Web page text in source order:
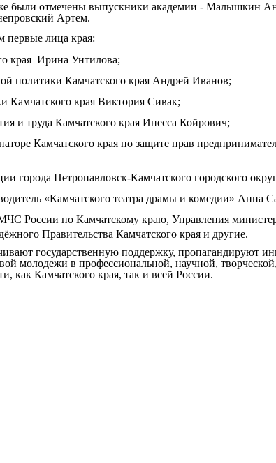
были отмечены выпускники академии - Малышкин
Артем.
лица края:
края Ирина Унтилова;
политики Камчатского края Андрей Иванов;
Камчатского края Виктория Сивак;
и труда Камчатского края Инесса Койрович;
Камчатского края по защите прав
города Петропавловск-Камчатского городского
«Камчатского театра драмы и комедии» Анна
России по Камчатскому краю, Управления
Правительства Камчатского края и другие.
государственную поддержку, пропагандируют
молодежи в профессиональной, научной,
как Камчатского края, так и всей России.